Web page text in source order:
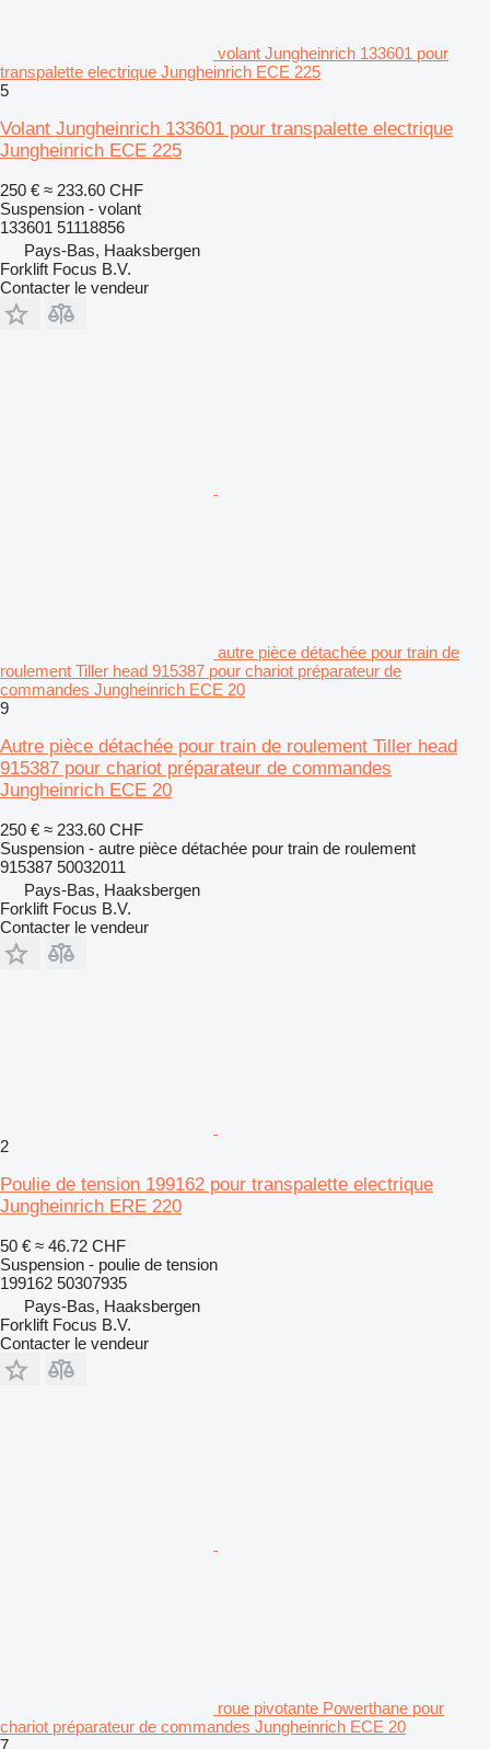
volant Jungheinrich 133601 pour
transpalette electrique Jungheinrich ECE 225
5
Volant Jungheinrich 133601 pour transpalette electrique
Jungheinrich ECE 225
250 € ≈ 233.60 CHF
Suspension - volant
133601 51118856
Pays-Bas, Haaksbergen
Forklift Focus B.V.
Contacter le vendeur
autre pièce détachée pour train de
roulement Tiller head 915387 pour chariot préparateur de
commandes Jungheinrich ECE 20
9
Autre pièce détachée pour train de roulement Tiller head
915387 pour chariot préparateur de commandes
Jungheinrich ECE 20
250 € ≈ 233.60 CHF
Suspension - autre pièce détachée pour train de roulement
915387 50032011
Pays-Bas, Haaksbergen
Forklift Focus B.V.
Contacter le vendeur
2
Poulie de tension 199162 pour transpalette electrique
Jungheinrich ERE 220
50 € ≈ 46.72 CHF
Suspension - poulie de tension
199162 50307935
Pays-Bas, Haaksbergen
Forklift Focus B.V.
Contacter le vendeur
roue pivotante Powerthane pour
chariot préparateur de commandes Jungheinrich ECE 20
7